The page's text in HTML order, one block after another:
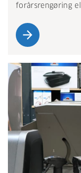
forårsrengøring
arrow_forward